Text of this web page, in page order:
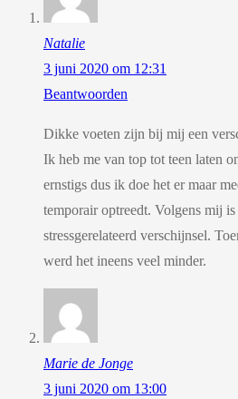
Natalie
3 juni 2020 om 12:31
Beantwoorden
Dikke voeten zijn bij mij een
Ik heb me van top tot teen laten
ernstigs dus ik doe het er maar
temporair optreedt. Volgens mij is
stressgerelateerd verschijnsel.
werd het ineens veel minder.
Marie de Jonge
3 juni 2020 om 13:00